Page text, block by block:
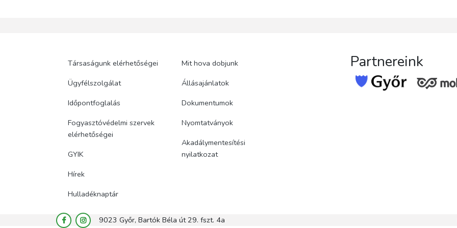
Társaságunk elérhetőségei
Ügyfélszolgálat
Időpontfoglalás
Fogyasztóvédelmi szervek
elérhetőségei
GYIK
Hírek
Hulladéknaptár
Mit hova dobjunk
Állásajánlatok
Dokumentumok
Nyomtatványok
Akadálymentesítési
nyilatkozat
Partnereink
9023 Győr, Bartók Béla út 29. fszt. 4a